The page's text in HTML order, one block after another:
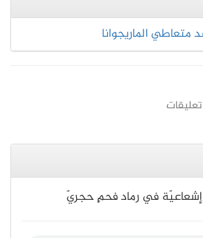
الماريجوانا
في رماد فحمٍ حجريّ